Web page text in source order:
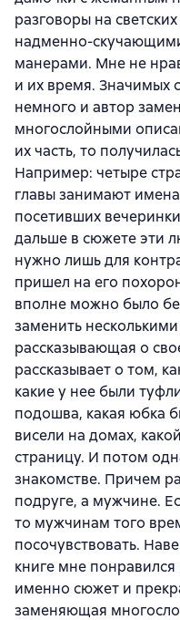
разговоры на
надменно-
манерами. Мне не
и их время. Значимых
немного и автор
многослойными
их часть, то
Например: четыре
главы занимают
посетивших
дальше в сюжете эти
нужно лишь для
пришел на его
вполне можно было
заменить
рассказывающая о
рассказывает о том,
какие у нее были
подошва, какая юбка
висели на домах,
страницу. И потом
знакомстве. Причем
подруге, а мужчине.
то мужчинам того
посочувствовать.
книге мне
именно сюжет и
заменяющая